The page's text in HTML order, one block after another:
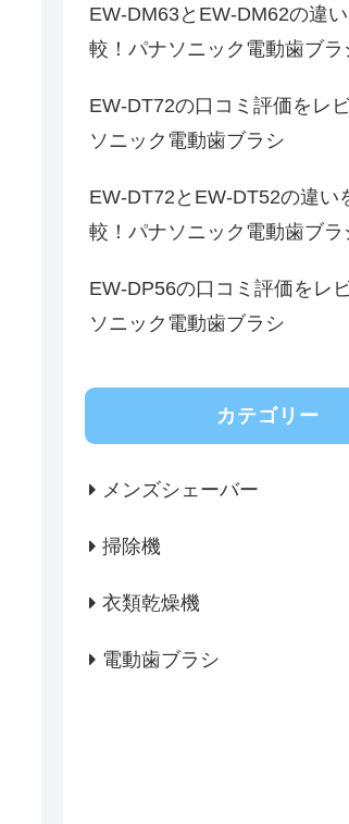
EW-DM63とEW-DM62の違
較！パナソニック電動歯ブラ
EW-DT72の口コミ評価をレ
ソニック電動歯ブラシ
EW-DT72とEW-DT52の違い
較！パナソニック電動歯ブラ
EW-DP56の口コミ評価をレ
ソニック電動歯ブラシ
カテゴリー
メンズシェーバー
掃除機
衣類乾燥機
電動歯ブラシ